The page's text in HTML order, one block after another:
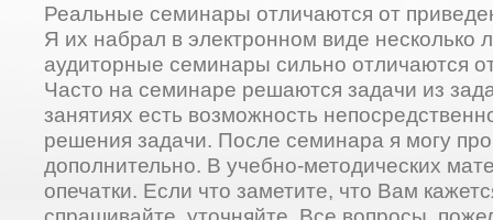
Реальные семинары отличаются от
Я их набрал в электронном виде несколько
аудиторные семинары сильно отличаются
Часто на семинаре решаются задачи из
занятиях есть возможность
решения задачи. После семинара я могу
дополнительно. В учебно-методических
опечатки. Если что заметите, что Вам